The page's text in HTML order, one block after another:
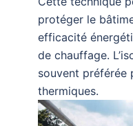
protéger le
efficacité
de chauffage.
souvent préférée
thermiques.